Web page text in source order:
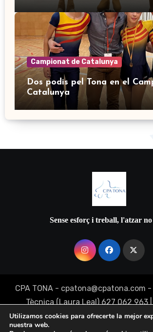
Campionat de Catalunya
Dos podis pel Tona en el
Catalunya
Sense esforç i treball, l'atzar
CPA TONA - cpatona@cpatona.com
Tècnica (Laura Leal) 627 062 963
Themeansar.
Utilizamos cookies para ofrecerte la mejor
nuestra web.